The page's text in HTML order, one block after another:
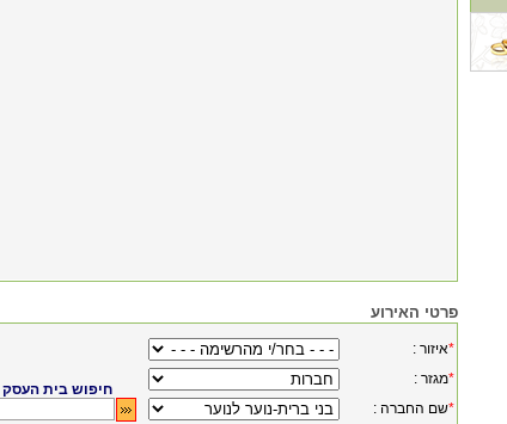
פרטי האירוע
חיפוש בית העסק
: איזור*
: מגזר*
: שם החברה*